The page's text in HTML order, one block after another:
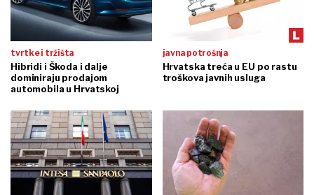
tvrtke i tržišta
Hibridi i Škoda i dalje
dominiraju prodajom
automobila u Hrvatskoj
javna potrošnja
Hrvatska treća u EU po rastu
troškova javnih usluga